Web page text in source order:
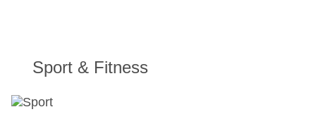
Sport & Fitness